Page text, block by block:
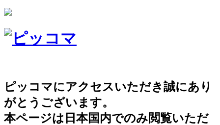
ピッコマにアクセスいただき誠にあり
がとうございます。
本ページは日本国内でのみ閲覧いただ